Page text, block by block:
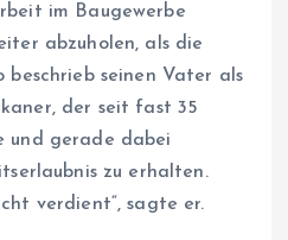
im Baugewerbe
abzuholen, als die
beschrieb seinen Vater als
der seit fast 35
und gerade dabei
zu erhalten.
verdient“, sagte er.